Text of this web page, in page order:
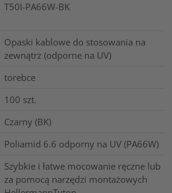
T50I-PA66W-BK
Opaski kablowe do stosowania na
zewnątrz (odporne na UV)
torebce
100 szt.
Czarny (BK)
Poliamid 6.6 odporny na UV (PA66W)
Szybkie i łatwe mocowanie ręczne lub
za pomocą narzędzi montażowych